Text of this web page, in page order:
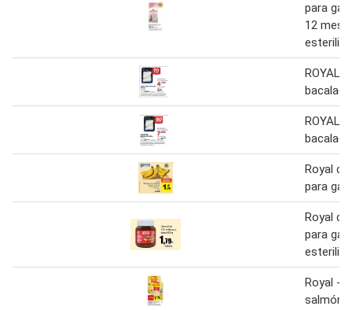
para
12
ROYAL
bacalao
ROYAL
bacalao
Royal
para
Royal
para
Royal -
salmón